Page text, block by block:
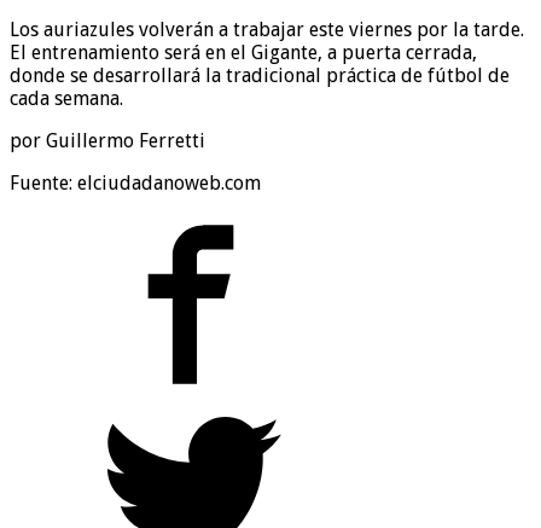
Los auriazules volverán a trabajar este viernes por la tarde.
El entrenamiento será en el Gigante, a puerta cerrada,
donde se desarrollará la tradicional práctica de fútbol de
cada semana.
por Guillermo Ferretti
Fuente: elciudadanoweb.com